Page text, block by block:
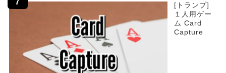
[トランプ]
１人用ゲー
ム Card
Capture